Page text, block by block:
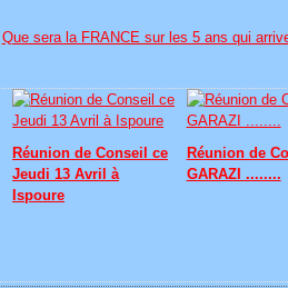
Que sera la FRANCE sur les 5 ans qui
Réunion de Conseil ce
Jeudi 13 Avril à
Ispoure
Réunion de
GARAZI ........